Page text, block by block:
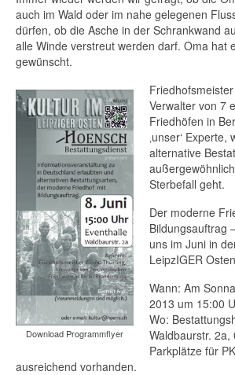
auch im Wald oder im nahe gelegenen
dürfen, ob die Asche in der Schrankwand
alle Winde verstreut werden darf. Oma hat
gewünscht.
Download Programmflyer
Verwalter von 7
Friedhöfen in
‚unser‘ Experte,
alternative
Sterbefall geht.
Der moderne
Bildungsauftrag
uns im Juni in
LeipzIGER
Wann: Am
2013 um 15:00
Wo:
Waldbaurstr. 2a,
Parkplätze für
ausreichend vorhanden.